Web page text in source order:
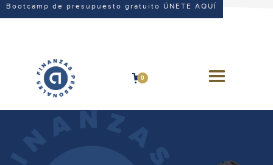
Bootcamp de presupuesto gratuito ÚNETE AQUÍ
0